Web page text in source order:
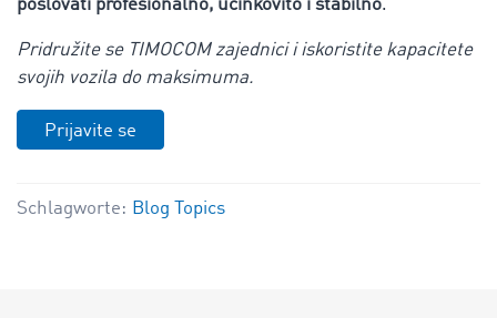
poslovati profesionalno, učinkovito i stabilno.
Pridružite se TIMOCOM zajednici i iskoristite kapacitete
svojih vozila do maksimuma.
Prijavite se
Schlagworte: Blog Topics